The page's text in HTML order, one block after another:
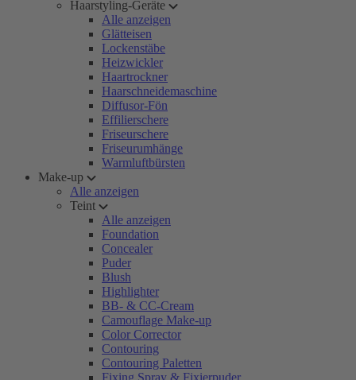
Haarstyling-Geräte
Alle anzeigen
Glätteisen
Lockenstäbe
Heizwickler
Haartrockner
Haarschneidemaschine
Diffusor-Fön
Effilierschere
Friseurschere
Friseurumhänge
Warmluftbürsten
Make-up
Alle anzeigen
Teint
Alle anzeigen
Foundation
Concealer
Puder
Blush
Highlighter
BB- & CC-Cream
Camouflage Make-up
Color Corrector
Contouring
Contouring Paletten
Fixing Spray & Fixierpuder